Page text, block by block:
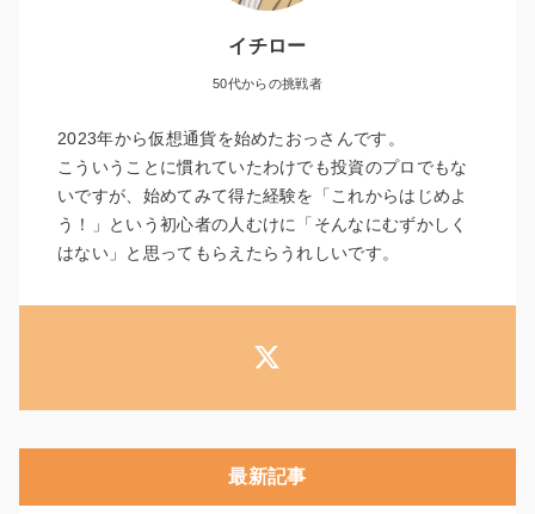
イチロー
50代からの挑戦者
2023年から仮想通貨を始めたおっさんです。
こういうことに慣れていたわけでも投資のプロでもな
いですが、始めてみて得た経験を「これからはじめよ
う！」という初心者の人むけに「そんなにむずかしく
はない」と思ってもらえたらうれしいです。
最新記事